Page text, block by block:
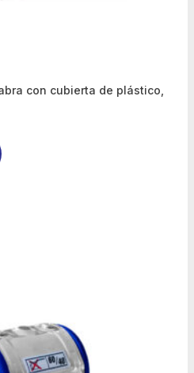
con cubierta de plástico,